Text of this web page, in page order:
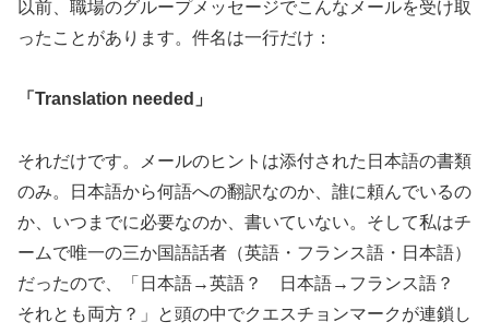
以前、職場のグループメッセージでこんなメールを受け取
ったことがあります。件名は一行だけ：
「Translation needed」
それだけです。メールのヒントは添付された日本語の書類
のみ。
日本語から何語への翻訳なのか、誰に頼んでいるの
か、いつまでに必要なのか、書いていない。そして私はチ
ームで唯一の三か国語話者（英語・フランス語・日本語）
だったので、「日本語→英語？ 日本語→フランス語？
それとも両方？」と頭の中でクエスチョンマークが連鎖し